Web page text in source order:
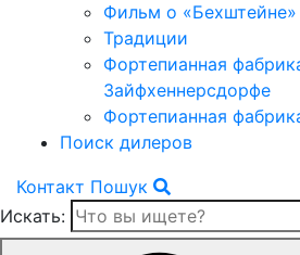
Фильм о «Бехштейне»
Традиции
Фортепианная
Зайфхеннерсдорфе
Фортепианная
Поиск дилеров
Контакт Пошук
Искать: